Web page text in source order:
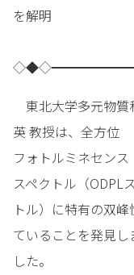
を解明
東北大学多元物質
英 教授は、全方位
フォトルミネセン
スペクトル（ODPL
トル）に特有の双
ていることを発見し
した。